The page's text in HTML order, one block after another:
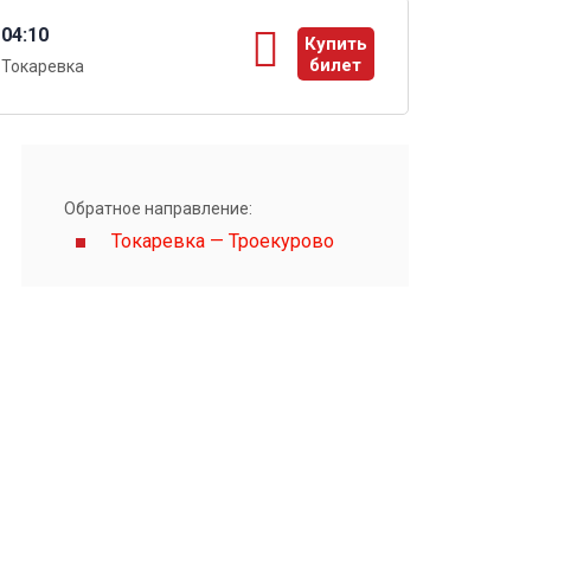
04:10
Токаревка
Купить
билет
ы
Обратное направление:
Токаревка — Троекурово